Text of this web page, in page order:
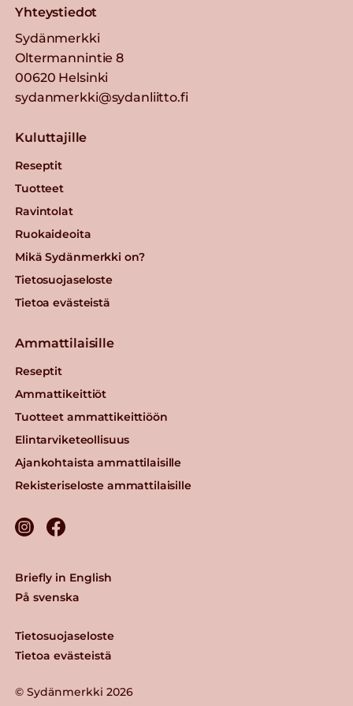
Yhteystiedot
Sydänmerkki
Oltermannintie 8
00620 Helsinki
sydanmerkki@sydanliitto.fi
Kuluttajille
Reseptit
Tuotteet
Ravintolat
Ruokaideoita
Mikä Sydänmerkki on?
Tietosuojaseloste
Tietoa evästeistä
Ammattilaisille
Reseptit
Ammattikeittiöt
Tuotteet ammattikeittiöön
Elintarviketeollisuus
Ajankohtaista ammattilaisille
Rekisteriseloste ammattilaisille
© Sydänmerkki 2026
Tietosuojaseloste
Tietoa evästeistä
Briefly in English
På svenska